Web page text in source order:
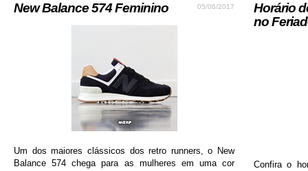
05/06/2017
New Balance 574 Feminino
Um dos maiores clássicos dos retro runners, o New
Balance 574 chega para as mulheres em uma cor
Horário
no
Confira o